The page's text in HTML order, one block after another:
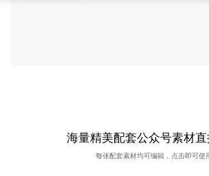
海量精美配套公众号素材直
每张配套素材均可编辑，点击即可使